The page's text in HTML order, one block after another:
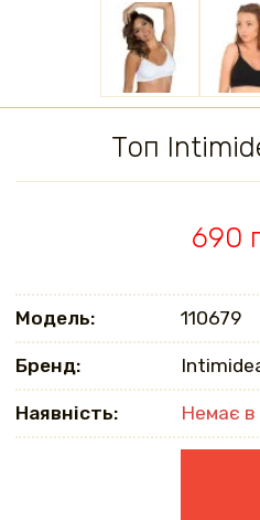
Топ
690
Модель: 110679
Бренд:
Наявність: Немає в